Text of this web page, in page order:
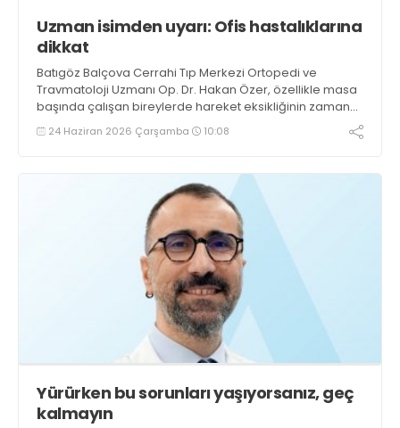
Uzman isimden uyarı: Ofis hastalıklarına
dikkat
Batıgöz Balçova Cerrahi Tıp Merkezi Ortopedi ve
Travmatoloji Uzmanı Op. Dr. Hakan Özer, özellikle masa
başında çalışan bireylerde hareket eksikliğinin zaman
içerisinde çeşitli ortopedik yakınmalara zemin
hazırlayabileceğini belirtiyor
24 Haziran 2026 Çarşamba 10:08
Yürürken bu sorunları yaşıyorsanız, geç
kalmayın